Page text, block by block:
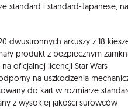
standard i standard-Japanese,
dwustronnych arkuszy z 18
produkt z bezpiecznym
oficjalnej licencji Star Wars
na uszkodzenia
do kart w rozmiarze
z wysokiej jakości surowców